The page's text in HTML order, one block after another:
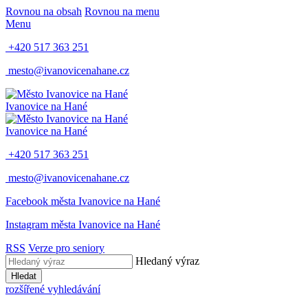
Rovnou na obsah Rovnou na menu
Menu
+420 517 363 251
mesto@ivanovicenahane.cz
Ivanovice na Hané
Ivanovice na Hané
+420 517 363 251
mesto@ivanovicenahane.cz
Facebook města Ivanovice na Hané
Instagram města Ivanovice na Hané
RSS Verze pro seniory
Hledaný výraz
Hledat
rozšířené vyhledávání